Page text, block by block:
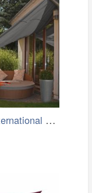
Haushalt International Stínící…